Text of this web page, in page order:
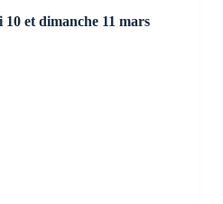
10 et dimanche 11 mars